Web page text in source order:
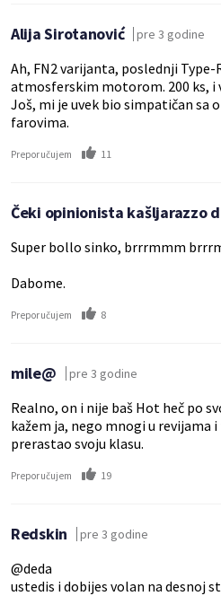
Alija Sirotanović pre 3 godine
Ah, FN2 varijanta, poslednji
atmosferskim motorom. 200 ks, i
Još, mi je uvek bio simpatičan sa
farovima.
Preporučujem 11
Čeki opinionista kašljarazzo
Super bollo sinko, brrrmmm
Dabome.
Preporučujem 8
mile@ pre 3 godine
Realno, on i nije baš Hot heč po
kažem ja, nego mnogi u revijama
prerastao svoju klasu.
Preporučujem 19
Redskin pre 3 godine
@deda
ustedis i dobijes volan na desnoj